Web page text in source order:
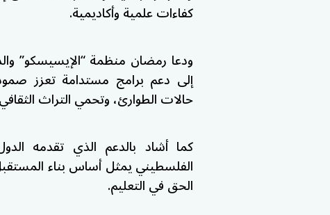
كفاءات علمية وأكاديمية.
ودعا رمضان منظمة “الإيسيسكو”
إلى دعم برامج مستدامة تعزز
حالات الطوارئ، وتحمي التراث
كما أشاد بالدعم الذي تقدمه
الفلسطيني يمثل أساس بناء
الحق في التعليم.